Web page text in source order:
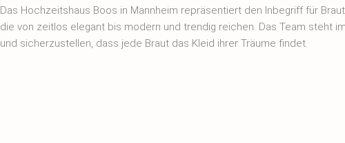
Das Hochzeitshaus Boos in Mannheim repräsentiert den Inbegriff für
die von zeitlos elegant bis modern und trendig reichen. Das Team steht
und sicherzustellen, dass jede Braut das Kleid ihrer Träume findet.